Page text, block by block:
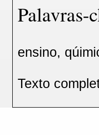
Palavras-
ensino,
Texto